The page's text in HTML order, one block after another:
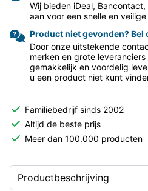
Wij bieden iDeal,
aan voor een snelle en
Product niet gevonden? Bel
Door onze uitstekende
merken en grote
gemakkelijk en voordelig
u een product niet kunt
Familiebedrijf sinds 2002
Altijd de beste prijs
Meer dan 100.000 producten